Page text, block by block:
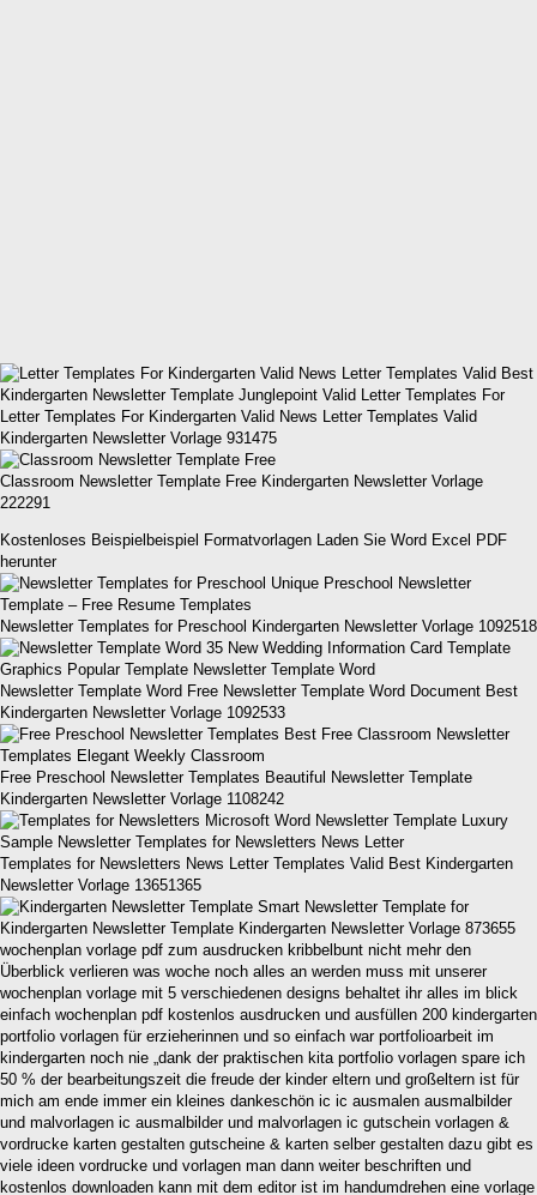
Letter Templates For Kindergarten Valid News Letter Templates Valid
Kindergarten Newsletter Vorlage 931475
Classroom Newsletter Template Free Kindergarten Newsletter Vorlage
222291
Kostenloses Beispielbeispiel Formatvorlagen Laden Sie Word Excel PDF
herunter
Newsletter Templates for Preschool Kindergarten Newsletter Vorlage 1092518
Newsletter Template Word Free Newsletter Template Word Document Best
Kindergarten Newsletter Vorlage 1092533
Free Preschool Newsletter Templates Beautiful Newsletter Template
Kindergarten Newsletter Vorlage 1108242
Templates for Newsletters News Letter Templates Valid Best Kindergarten
Newsletter Vorlage 13651365
Kindergarten Newsletter Template Kindergarten Newsletter Vorlage 873655
wochenplan vorlage pdf zum ausdrucken kribbelbunt nicht mehr den
Überblick verlieren was woche noch alles an werden muss mit unserer
wochenplan vorlage mit 5 verschiedenen designs behaltet ihr alles im blick
einfach wochenplan pdf kostenlos ausdrucken und ausfüllen 200 kindergarten
portfolio vorlagen für erzieherinnen und so einfach war portfolioarbeit im
kindergarten noch nie „dank der praktischen kita portfolio vorlagen spare ich
50 % der bearbeitungszeit die freude der kinder eltern und großeltern ist für
mich am ende immer ein kleines dankeschön ic ic ausmalen ausmalbilder
und malvorlagen ic ausmalbilder und malvorlagen ic gutschein vorlagen &
vordrucke karten gestalten gutscheine & karten selber gestalten dazu gibt es
viele ideen vordrucke und vorlagen man dann weiter beschriften und
kostenlos downloaden kann mit dem editor ist im handumdrehen eine vorlage